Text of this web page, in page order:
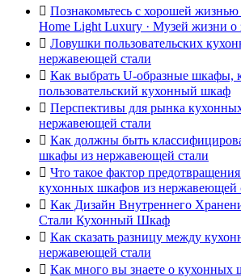
 Познакомьтесь с хорошей
Home Light Luxury · Музей жизни о
 Ловушки пользовательских
нержавеющей стали
 Как выбрать U-образные шкафы,
пользовательский кухонный шкаф
 Перспективы для рынка
нержавеющей стали
 Как должны быть
шкафы из нержавеющей стали
 Что такое фактор
кухонных шкафов из нержавеющей
 Как Дизайн Внутреннего
Стали Кухонный Шкаф
 Как сказать разницу между
нержавеющей стали
 Как много вы знаете о кухонных